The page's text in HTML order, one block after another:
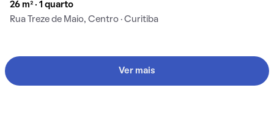
26 m² · 1 quarto
Rua Treze de Maio, Centro · Curitiba
Ver mais